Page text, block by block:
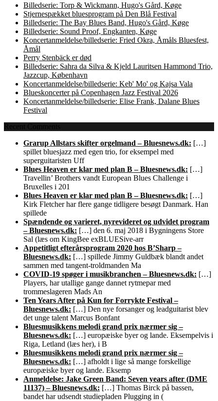
Billedserie: Torp & Wickmann, Hugo's Gård, Køge
Stjernespækket bluesprogram på Den Blå Festival
Billedserie: The Bay Blues Band, Hugo's Gård, Køge
Billedserie: Sound Proof, Engkanten, Køge
Koncertanmeldelse/billedserie: Fried Okra, Åmåls Bluesfest,
Åmål
Perry Stenbäck er død
Billedserie: Sahra da Silva & Kjeld Lauritsen Hammond Trio,
Jazzcup, København
Koncertanmeldelse/billedserie: Keb' Mo' og Kajsa Vala
Blueskoncerter på Copenhagen Jazz Festival 2026
Koncertanmeldelse/billedserie: Elise Frank, Dalane Blues
Festival
Recent Comments
Grarup Allstars skifter orgelmand – Bluesnews.dk: […]
spillet bluesjazz med egen trio, for eksempel med
superguitaristen Uff
Blues Heaven er klar med plan B – Bluesnews.dk: […]
Travellin’ Brothers vandt European Blues Challenge i
Bruxelles i 201
Blues Heaven er klar med plan B – Bluesnews.dk: […]
Kirk Fletcher har flere gange tidligere besøgt Danmark. Han
spillede
Spændende og varieret, nyrevideret og udvidet program
– Bluesnews.dk: […] den 6. maj 2018 i Bygningens Store
Sal (læs om KingBee exBLUESive-arr
Appetitligt efterårsprogram 2020 hos B’Sharp –
Bluesnews.dk: […] spillede Jimmy Guldbæk blandt andet
sammen med tangent-troldmanden Ma
COVID-19 spøger i musikbranchen – Bluesnews.dk: […]
Players, har utallige gange dannet rytmepar med
trommeslageren Mads An
Ten Years After på Kun for Forrykte Festival –
Bluesnews.dk: […] Den nye forsanger og leadguitarist blev
det unge talent Marcus Bonfant
Bluesmusikkens melodi grand prix nærmer sig –
Bluesnews.dk: […] europæiske byer og lande. Eksempelvis i
Riga, Letland (læs her), i B
Bluesmusikkens melodi grand prix nærmer sig –
Bluesnews.dk: […] afholdt i lige så mange forskellige
europæiske byer og lande. Eksemp
Anmeldelse: Jake Green Band: Seven years after (DME
11137) – Bluesnews.dk: […] Thomas Birck på bassen,
bandet har udsendt studiepladen Plugging in (